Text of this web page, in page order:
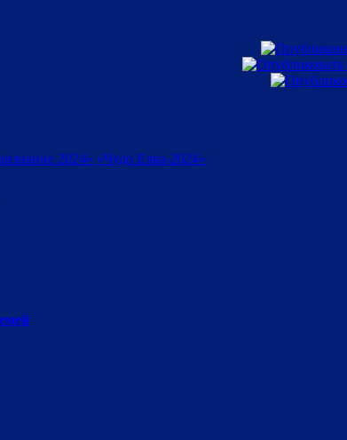
2024» «Чудо Елка-2024»